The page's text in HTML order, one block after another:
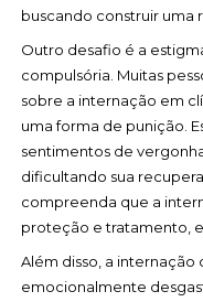
buscando construir uma
Outro desafio é a
compulsória. Muitas
sobre a internação em
uma forma de punição.
sentimentos de
dificultando sua
compreenda que a
proteção e tratamento,
Além disso, a
emocionalmente